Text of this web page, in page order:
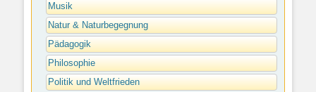
Musik
Natur & Naturbegegnung
Pädagogik
Philosophie
Politik und Weltfrieden